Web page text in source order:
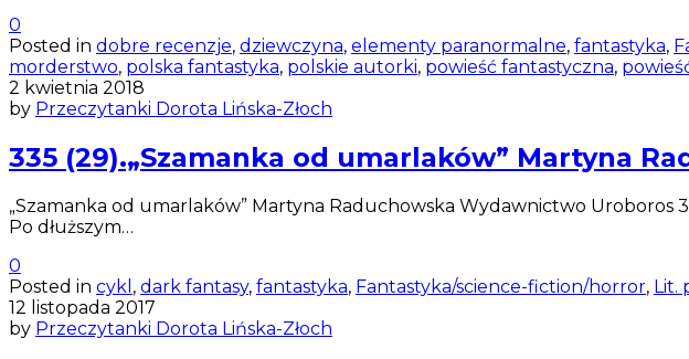
0
Posted in dobre recenzje, dziewczyna, elementy paranormalne, fantastyka,
morderstwo, polska fantastyka, polskie autorki, powieść fantastyczna,
2 kwietnia 2018
by Przeczytanki Dorota Lińska-Złoch
335 (29).„Szamanka od umarlaków” Martyna
„Szamanka od umarlaków” Martyna Raduchowska Wydawnictwo Uroboros
Po dłuższym…
0
Posted in cykl , dark fantasy, fantastyka, Fantastyka/science-fiction/horror, Lit.
12 listopada 2017
by Przeczytanki Dorota Lińska-Złoch